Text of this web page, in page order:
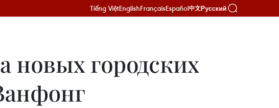
Tiếng ViệtEnglishFrançaisEspañol中文Русский
новых городских